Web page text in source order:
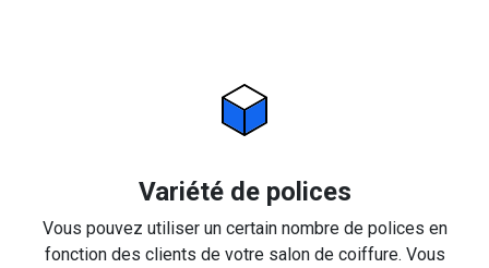
Variété de polices
Vous pouvez utiliser un certain nombre de polices en
fonction des clients de votre salon de coiffure. Vous